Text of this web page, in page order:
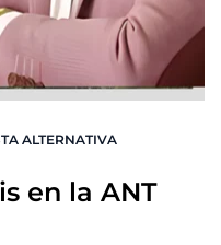
ALTERNATIVA
en la ANT